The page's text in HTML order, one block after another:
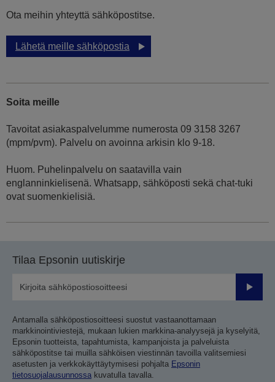
Ota meihin yhteyttä sähköpostitse.
Lähetä meille sähköpostia
Soita meille
Tavoitat asiakaspalvelumme numerosta 09 3158 3267
(mpm/pvm). Palvelu on avoinna arkisin klo 9-18.
Huom. Puhelinpalvelu on saatavilla vain
englanninkielisenä. Whatsapp, sähköposti sekä chat-tuki
ovat suomenkielisiä.
Tilaa Epsonin uutiskirje
Lähetä
Antamalla sähköpostiosoitteesi suostut vastaanottamaan
markkinointiviestejä, mukaan lukien markkina-analyysejä ja kyselyitä,
Epsonin tuotteista, tapahtumista, kampanjoista ja palveluista
sähköpostitse tai muilla sähköisen viestinnän tavoilla valitsemiesi
asetusten ja verkkokäyttäytymisesi pohjalta Epsonin
tietosuojalausunnossa kuvatulla tavalla.